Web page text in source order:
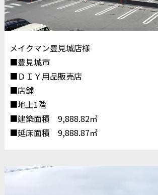
メイクマン豊見城店様
■豊見城市
■ＤＩＹ用品販売店
■店舗
■地上1階
■建築面積 9,888.82㎡
■延床面積 9,888.87㎡